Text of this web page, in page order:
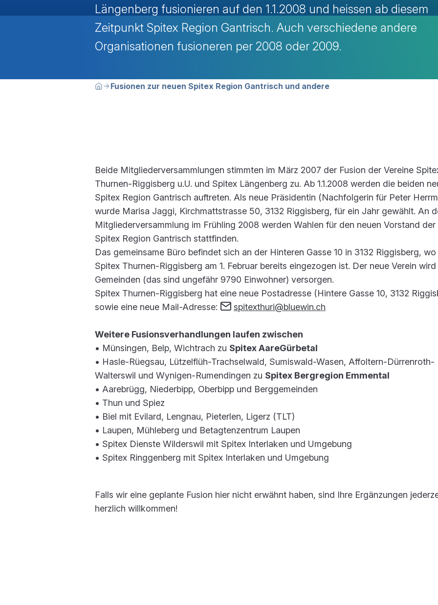
Längenberg fusionieren auf den 1.1.2008 und heissen ab diesem
Zeitpunkt Spitex Region Gantrisch. Auch verschiedene andere
Organisationen fusioneren per 2008 oder 2009.
Breadcrumbnavigation
Sie befinden sich hier:
HomeFusionen zur neuen Spitex Region Gantrisch und andere
Beide Mitgliederversammlungen stimmten im März 2007 der Fusion der Vereine
Thurnen-Riggisberg u.U. und Spitex Längenberg zu. Ab 1.1.2008 werden die beiden
Spitex Region Gantrisch auftreten. Als neue Präsidentin (Nachfolgerin für Peter
wurde Marisa Jaggi, Kirchmattstrasse 50, 3132 Riggisberg, für ein Jahr gewählt. An
Mitgliederversammlung im Frühling 2008 werden Wahlen für den neuen Vorstand der
Spitex Region Gantrisch stattfinden.
Das gemeinsame Büro befindet sich an der Hinteren Gasse 10 in 3132 Riggisberg,
Spitex Thurnen-Riggisberg am 1. Februar bereits eingezogen ist. Der neue Verein
Gemeinden (das sind ungefähr 9790 Einwohner) versorgen.
Spitex Thurnen-Riggisberg hat eine neue Postadresse (Hintere Gasse 10, 3132
sowie eine neue Mail-Adresse:
spitexthuri@bluewin.ch
Weitere Fusionsverhandlungen laufen zwischen
• Münsingen, Belp, Wichtrach zu Spitex AareGürbetal
• Hasle-Rüegsau, Lützelflüh-Trachselwald, Sumiswald-Wasen, Affoltern-Dürrenroth-
Walterswil und Wynigen-Rumendingen zu Spitex Bergregion Emmental
• Aarebrügg, Niederbipp, Oberbipp und Berggemeinden
• Thun und Spiez
• Biel mit Evilard, Lengnau, Pieterlen, Ligerz (TLT)
• Laupen, Mühleberg und Betagtenzentrum Laupen
• Spitex Dienste Wilderswil mit Spitex Interlaken und Umgebung
• Spitex Ringgenberg mit Spitex Interlaken und Umgebung
Falls wir eine geplante Fusion hier nicht erwähnt haben, sind Ihre Ergänzungen
herzlich willkommen!